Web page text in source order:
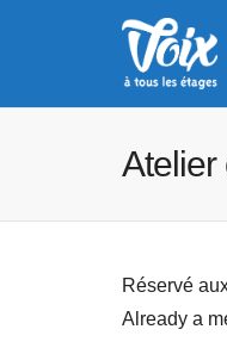
Atelier
Réservé
Already a